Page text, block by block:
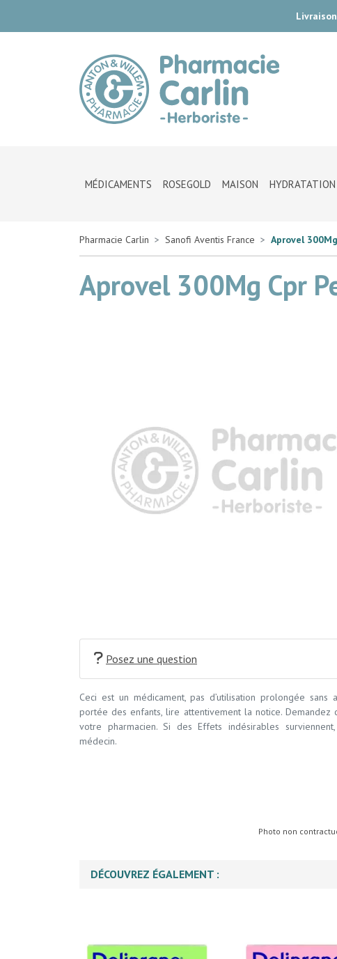
Pharmacie
MÉDICAMENTS ROSEGOLD MAISON HYDRATATION
Pharmacie Carlin Sanofi Aventis France Aprovel
Aprovel 300Mg Cpr
Posez une question
Ceci est un médicament, pas d’utilisation prolongée
portée des enfants, lire attentivement la notice. Demandez
votre pharmacien. Si des Effets indésirables
médecin.
Photo non
DÉCOUVREZ ÉGALEMENT :